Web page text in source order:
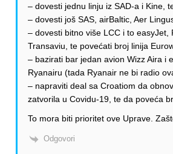
– dovesti jednu linju iz SAD-a i Kine,
– dovesti još SAS, airBaltic, Aer
– dovesti bitno više LCC i to easyJet,
Transaviu, te povećati broj linija
– bazirati bar jedan avion Wizz Aira i
Ryanairu (tada Ryanair ne bi radio
– napraviti deal sa Croatiom da
zatvorila u Covidu-19, te da poveća
To mora biti prioritet ove Uprave.
Odgovori